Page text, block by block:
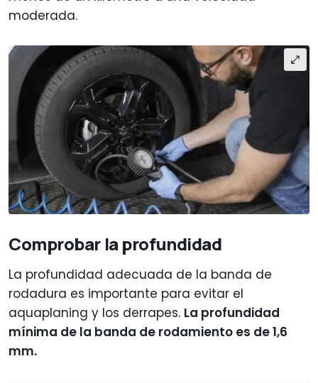
moderada.
Comprobar la profundidad
La profundidad adecuada de la banda de
rodadura es importante para evitar el
aquaplaning y los derrapes. La profundidad
mínima de la banda de rodamiento es de 1,6
mm.